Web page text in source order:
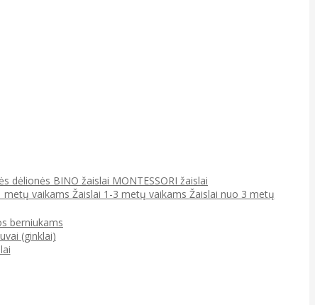
dėlionės BINO žaislai MONTESSORI žaislai
metų vaikams Žaislai 1-3 metų vaikams Žaislai nuo 3 metų
berniukams
(ginklai)